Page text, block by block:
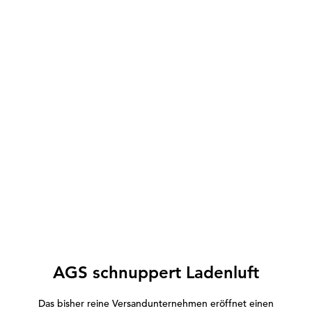
AGS schnuppert Ladenluft
Das bisher reine Versandunternehmen eröffnet einen